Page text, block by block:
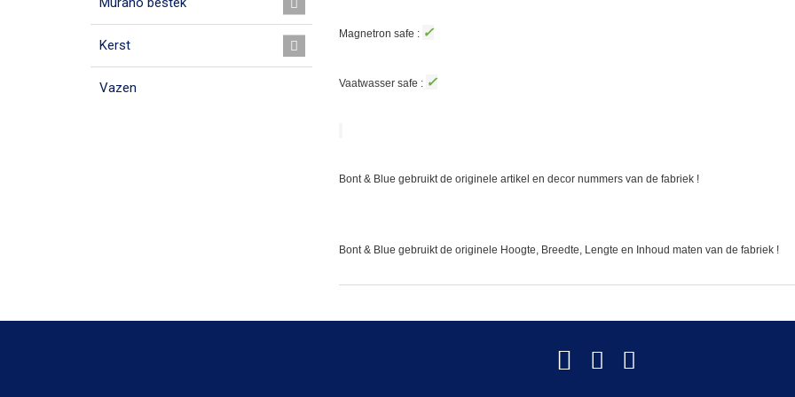
Kerst
Vazen
Magnetron safe : ✓
Vaatwasser safe : ✓
Bont & Blue gebruikt de originele artikel en decor nummers van de fabriek !
Bont & Blue gebruikt de originele Hoogte, Breedte, Lengte en Inhoud maten van de fabriek !